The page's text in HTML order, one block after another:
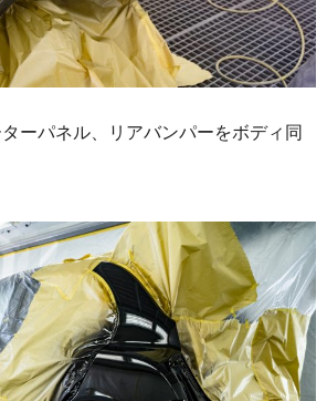
ーパネル、リアバンパーをボディ同